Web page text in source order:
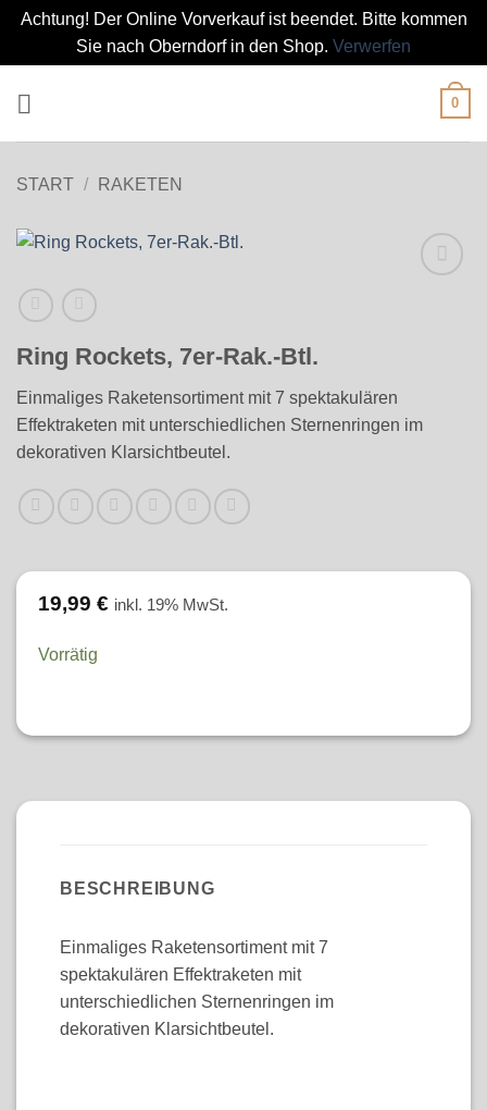
Achtung! Der Online Vorverkauf ist beendet. Bitte kommen
Sie nach Oberndorf in den Shop. Verwerfen
0
START / RAKETEN
Ring Rockets, 7er-Rak.-Btl.
Einmaliges Raketensortiment mit 7 spektakulären
Effektraketen mit unterschiedlichen Sternenringen im
dekorativen Klarsichtbeutel.
19,99 € inkl. 19% MwSt.
Vorrätig
BESCHREIBUNG
Einmaliges Raketensortiment mit 7
spektakulären Effektraketen mit
unterschiedlichen Sternenringen im
dekorativen Klarsichtbeutel.